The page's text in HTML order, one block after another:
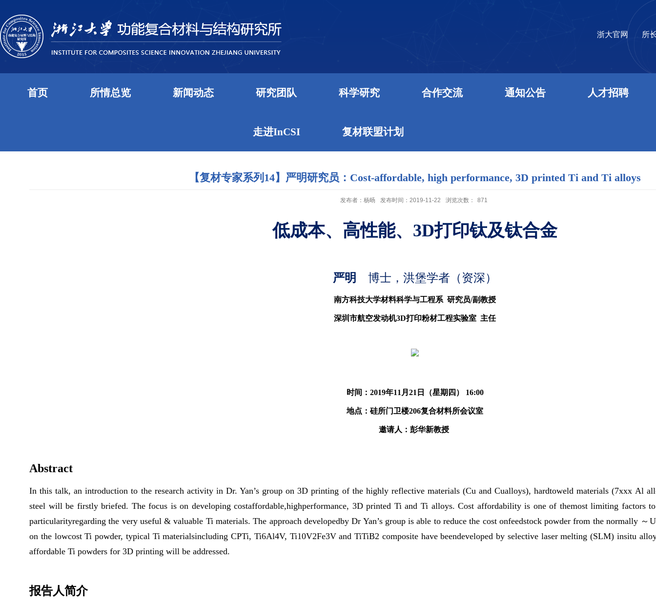
浙大官网 所
首页 所情总览 新闻动态 研究团队 科学研究 合作交流 通知公告 人才招聘
走进InCSI 复材联盟计划
【复材专家系列14】严明研究员：Cost-affordable, high performance, 3D printed Ti and Ti alloys
发布者：杨旸 发布时间：2019-11-22 浏览次数： 871
低成本、高性能、 3D打印钛及钛合金
严明 博士，洪堡学者（资深）
南方科技大学材料科学与工程系 研究员/副教授
深圳市航空发动机3D打印粉材工程实验室 主任
时间： 2019年11 月 21 日（星期四） 16:00
地点：硅所门卫楼206复合材料所会议室
邀请人：彭华新教授
Abstract
In this talk, an introduction to the research activity in Dr. Yan’s group on 3D printing of the highly reflective materials (Cu and Cualloys), hard­to­weld materials (7xxx Al
steel will be firstly briefed. The focus is on developing cost­affordable,high­performance, 3D printed Ti and Ti alloys. Cost affordability is one of themost limiting factors
particularityregarding the very useful & valuable Ti materials. The approach developedby Dr Yan’s group is able to reduce the cost onfeedstock powder from the normally ～
on the low­cost Ti powder, typical Ti materialsincluding CP­Ti, Ti­6Al­4V, Ti­10V­2Fe­3V and Ti­TiB2 composite have beendeveloped by selective laser melting (SLM) in­situ
affordable Ti powders for 3D printing will be addressed.
报告人简介